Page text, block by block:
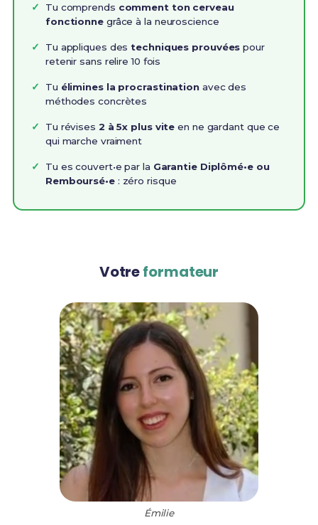
Tu comprends comment ton cerveau
fonctionnegrâce à la neuroscience
Tu appliques destechniques prouvées pour
retenir sans relire 10 fois
Tu élimines la procrastinationavec des
méthodes concrètes
Tu révises 2 à 5x plus vite en ne gardant que ce
qui marche vraiment
Tu es couvert•e par la Garantie Diplômé•e ou
Remboursé•e: zéro risque
Votreformateur
Émilie